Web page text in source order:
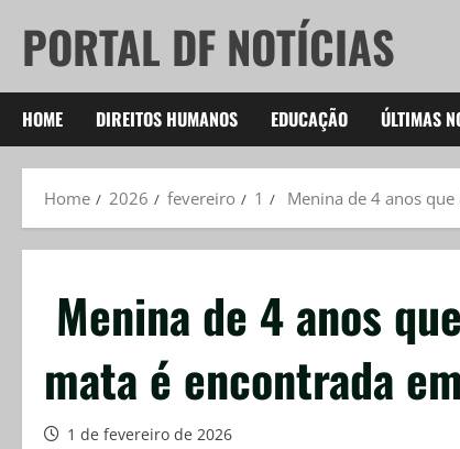
content
PORTAL DF NOTÍCIAS
HOME DIREITOS HUMANOS EDUCAÇÃO ÚLTIMAS
Home 2026 fevereiro 1 Menina de 4 anos
Menina de 4 anos
mata é encontrada
1 de fevereiro de 2026